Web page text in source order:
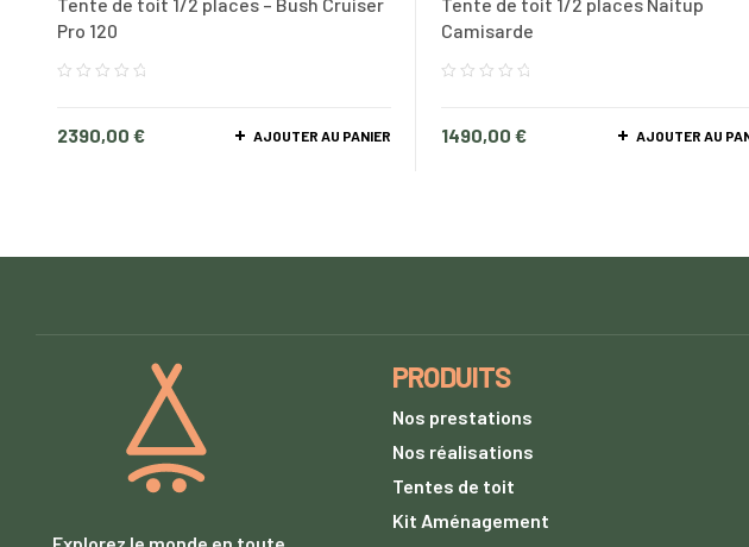
Pro 120
2390,00 € AJOUTER AU PANIER
Camisarde
1490,00 € AJOUTER AU
PRODUITS
Nos prestations
Nos réalisations
Tentes de toit
Kit Aménagement